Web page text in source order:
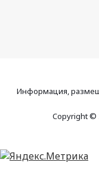
Информация,
Copyright ©